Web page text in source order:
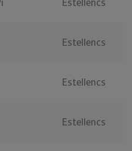
Estellencs
Estellencs
Estellencs
Estellencs